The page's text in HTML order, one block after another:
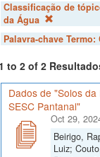
Classificação de
da Água
Palavra-chave Termo:
to 2 of 2
Dados de "Solos
SESC Pantanal"
Oct 29,
Beirigo,
Luiz;